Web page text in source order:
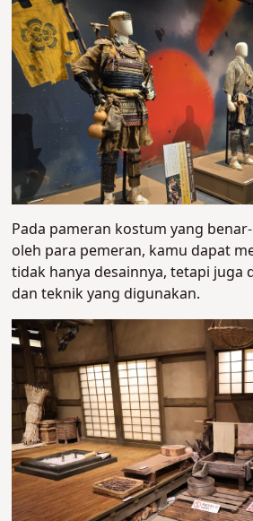
Pada pameran kostum yang
oleh para pemeran, kamu dapat
tidak hanya desainnya, tetapi juga
dan teknik yang digunakan.